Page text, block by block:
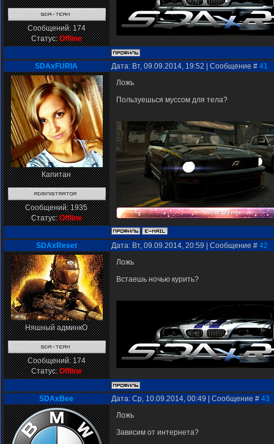
Сообщений:174
Статус:Offline
SDAxFURIA Дата: Вт, 09.09.2014, 19:52 | Сообщение # 41
Капитан
Сообщений:1935
Статус:Offline
Ложь
Пользуешься муссом для тела?
SDAxReset Дата: Вт, 09.09.2014, 20:59 | Сообщение # 42
Няшный админкО
Сообщений:174
Статус:Offline
Ложь
Встаешь ночью курить?
SDAxBee Дата: Ср, 10.09.2014, 00:49 | Сообщение # 43
Ложь
Зависим от интернета?